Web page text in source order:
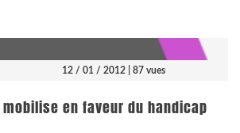
12 / 01 / 2012 | 87 vues
en faveur du handicap